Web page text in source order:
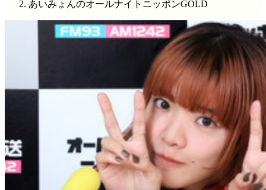
あいみょんのオールナイトニッポンGOLD